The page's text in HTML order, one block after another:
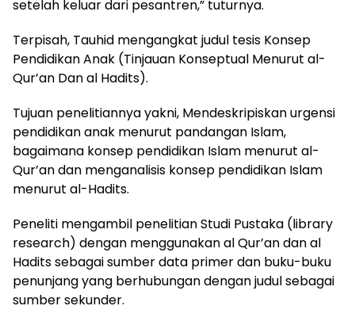
setelah keluar dari pesantren,” tuturnya.
Terpisah, Tauhid mengangkat judul tesis Konsep
Pendidikan Anak (Tinjauan Konseptual Menurut al-
Qur’an Dan al Hadits).
Tujuan penelitiannya yakni, Mendeskripiskan urgensi
pendidikan anak menurut pandangan Islam,
bagaimana konsep pendidikan Islam menurut al-
Qur’an dan menganalisis konsep pendidikan Islam
menurut al-Hadits.
Peneliti mengambil penelitian Studi Pustaka (library
research) dengan menggunakan al Qur’an dan al
Hadits sebagai sumber data primer dan buku-buku
penunjang yang berhubungan dengan judul sebagai
sumber sekunder.